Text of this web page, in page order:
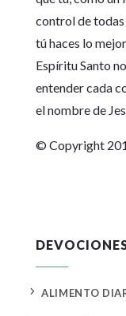
control de todas
tú haces lo
Espíritu Santo
entender cada
el nombre de
© Copyright
5 ALIMENTO